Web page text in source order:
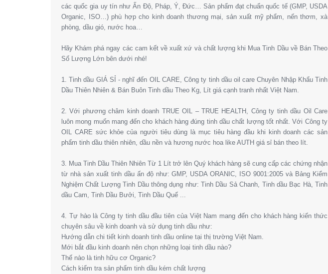
các quốc gia uy tín như Ấn Độ, Pháp, Ý, Đức… Sản phẩm đạt chuẩn quốc tế (GMP, USDA
Organic, ISO…) phù hợp cho kinh doanh thương mại, sản xuất mỹ phẩm, nến thơm, xà
phòng, dầu gió, nước hoa…
Hãy Khám phá ngay các cam kết về xuất xứ và chất lượng khi Mua Tinh Dầu về Bán Theo
Số Lượng Lớn bên dưới nhé!
1. Tinh dầu GIÁ SỈ - nghĩ đến OIL CARE, Công ty tinh dầu oil care Chuyên Nhập Khẩu Tinh
Dầu Thiên Nhiên & Bán Buôn Tinh dầu Theo Kg, Lít giá cạnh tranh nhất Việt Nam.
2. Với phương châm kinh doanh TRUE OIL – TRUE HEALTH, Công ty tinh dầu Oil Care
luôn mong muốn mang đến cho khách hàng đúng tinh dầu chất lượng tốt nhất. Với Công ty
OIL CARE sức khỏe của người tiêu dùng là mục tiêu hàng đầu khi kinh doanh các sản
phẩm tinh dầu thiên nhiên, dầu nền và hương nước hoa like AUTH giá sỉ bán theo lít.
3. Mua Tinh Dầu Thiên Nhiên Từ 1 Lít trở lên Quý khách hàng sẽ cung cấp các chứng nhận
từ nhà sản xuất tinh dầu ấn độ như: GMP, USDA ORANIC, ISO 9001:2005 và Bảng Kiểm
Nghiệm Chất Lượng Tinh Dầu thông dụng như: Tinh Dầu Sả Chanh, Tinh dầu Bạc Hà, Tinh
dầu Cam, Tinh Dầu Bưởi, Tinh Dầu Quế ...
4. Tự hào là Công ty tinh dầu đầu tiên của Việt Nam mang đến cho khách hàng kiến thức
chuyên sâu về kinh doanh và sử dụng tinh dầu như:
Hướng dẫn chi tiết kinh doanh tinh dầu online tại thị trường Việt Nam.
Mới bắt đầu kinh doanh nên chọn những loại tinh dầu nào?
Thế nào là tinh hữu cơ Organic?
Cách kiểm tra sản phẩm tinh dầu kém chất lượng